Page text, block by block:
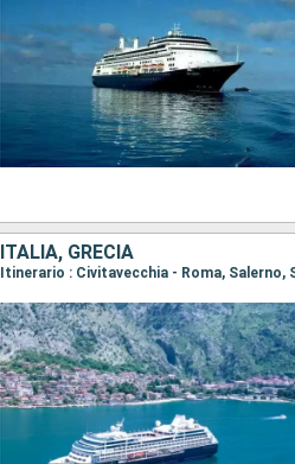
ITALIA, GRECIA
Itinerario : Civitavecchia - Roma,